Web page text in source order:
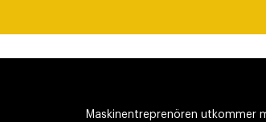
Maskinentreprenören utkommer